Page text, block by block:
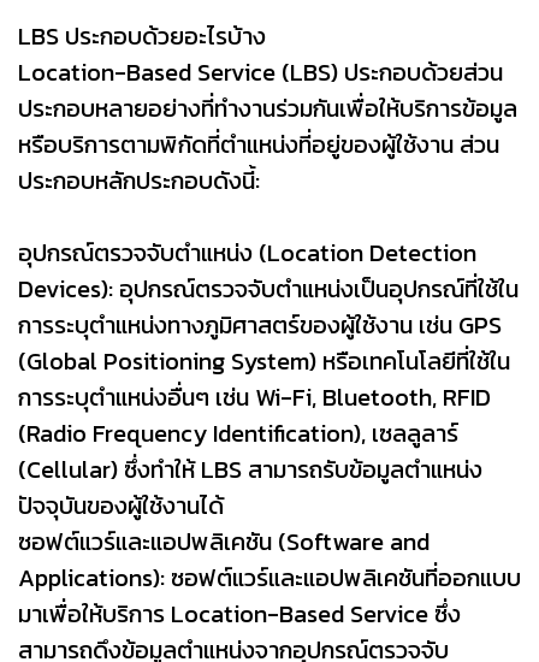
LBS ประกอบด้วยอะไรบ้าง​
Location-Based Service (LBS) ประกอบด้วยส่วน
ประกอบหลายอย่างที่ทำงานร่วมกันเพื่อให้บริการข้อมูล
หรือบริการตามพิกัดที่ตำแหน่งที่อยู่ของผู้ใช้งาน ส่วน
ประกอบหลักประกอบดังนี้:
อุปกรณ์ตรวจจับตำแหน่ง (Location Detection
Devices): อุปกรณ์ตรวจจับตำแหน่งเป็นอุปกรณ์ที่ใช้ใน
การระบุตำแหน่งทางภูมิศาสตร์ของผู้ใช้งาน เช่น GPS
(Global Positioning System) หรือเทคโนโลยีที่ใช้ใน
การระบุตำแหน่งอื่นๆ เช่น Wi-Fi, Bluetooth, RFID
(Radio Frequency Identification), เซลลูลาร์
(Cellular) ซึ่งทำให้ LBS สามารถรับข้อมูลตำแหน่ง
ปัจจุบันของผู้ใช้งานได้
ซอฟต์แวร์และแอปพลิเคชัน (Software and
Applications): ซอฟต์แวร์และแอปพลิเคชันที่ออกแบบ
มาเพื่อให้บริการ Location-Based Service ซึ่ง
สามารถดึงข้อมูลตำแหน่งจากอุปกรณ์ตรวจจับ